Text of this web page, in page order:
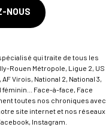
NOUS
qui traite de tous les
Rouen Métropole, Ligue 2, US
Virois, National 2, National 3,
Face-à-face, Face
toutes nos chroniques avec
site internet et nos réseaux
Instagram.